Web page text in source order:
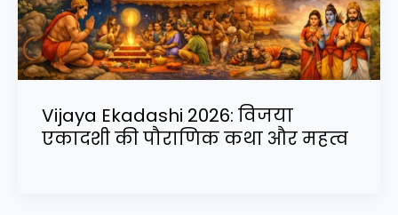
Vijaya Ekadashi 2026: विजया
एकादशी की पौराणिक कथा और महत्व